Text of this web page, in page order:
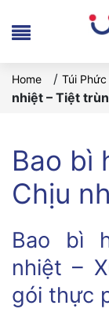
Home / Túi
nhiệt – Tiệt
Bao bì
Chịu
Bao bì
nhiệt –
gói thực